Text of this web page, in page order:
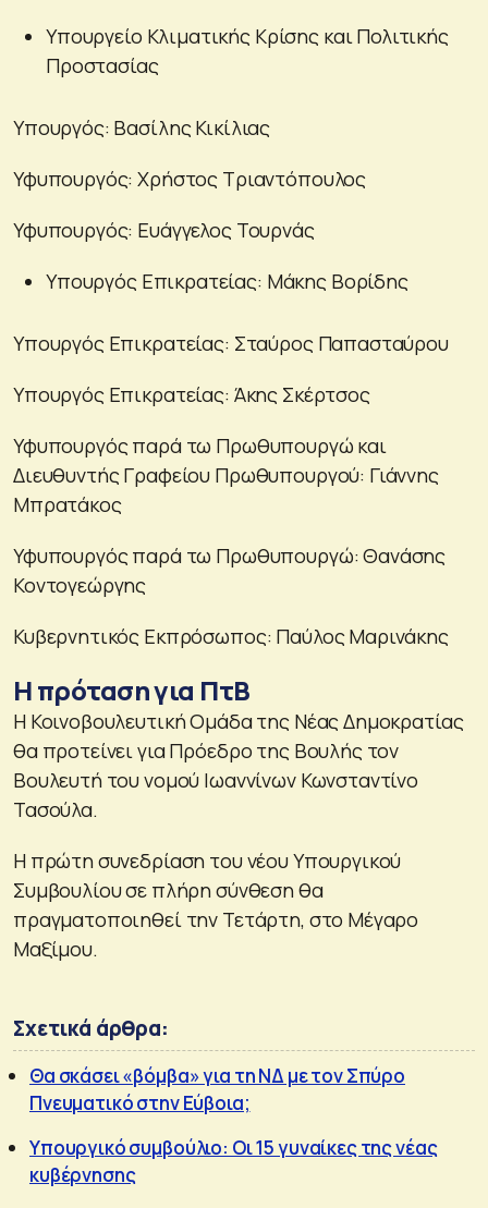
Υπουργείο Κλιματικής Κρίσης και Πολιτικής
Προστασίας
Υπουργός: Βασίλης Κικίλιας
Υφυπουργός: Χρήστος Τριαντόπουλος
Υφυπουργός: Ευάγγελος Τουρνάς
Υπουργός Επικρατείας: Μάκης Βορίδης
Υπουργός Επικρατείας: Σταύρος Παπασταύρου
Υπουργός Επικρατείας: Άκης Σκέρτσος
Υφυπουργός παρά τω Πρωθυπουργώ και
Διευθυντής Γραφείου Πρωθυπουργού: Γιάννης
Μπρατάκος
Υφυπουργός παρά τω Πρωθυπουργώ: Θανάσης
Κοντογεώργης
Κυβερνητικός Εκπρόσωπος: Παύλος Μαρινάκης
Η πρόταση για ΠτΒ
Η Κοινοβουλευτική Ομάδα της Νέας Δημοκρατίας
θα προτείνει για Πρόεδρο της Βουλής τον
Βουλευτή του νομού Ιωαννίνων Κωνσταντίνο
Τασούλα.
Η πρώτη συνεδρίαση του νέου Υπουργικού
Συμβουλίου σε πλήρη σύνθεση θα
πραγματοποιηθεί την Τετάρτη, στο Μέγαρο
Μαξίμου.
Σχετικά άρθρα:
Θα σκάσει «βόμβα» για τη ΝΔ με τον Σπύρο
Πνευματικό στην Εύβοια;
Υπουργικό συμβούλιο: Οι 15 γυναίκες της νέας
κυβέρνησης